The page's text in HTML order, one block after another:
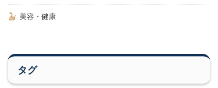
美容・健康
タグ